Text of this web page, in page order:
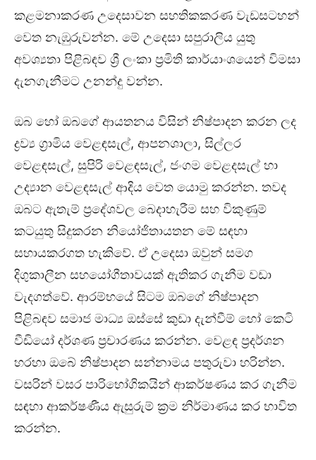
කළමනාකරණ උදෙසාවන සහතිකකරණ වැඩසටහන්
වෙත නැඹුරුවන්න. මේ උදෙසා සපුරාලිය යුතු
අවශ්‍යතා පිළිබඳව ශ්‍රී ලංකා ප්‍රමිති කාර්යාංශයෙන් විමසා
දැනගැනීමට උනන්දු වන්න.
ඔබ හෝ ඔබගේ ආයතනය විසින් නිෂ්පාදන කරන ලද
ද්‍රව්‍ය ග්‍රාමිය වෙළඳසැල්, ආපනශාලා, සිල්ලර
වෙළඳසැල්, සුපිරි වෙළඳසැල්, ජංගම වෙළදසැල් හා
උද්‍යාන වෙළඳසැල් ආදිය වෙත යොමු කරන්න. තවද
ඔබට ඇතැම් ප්‍රදේශවල බෙදාහැරීම සහ විකුණුම්
කටයුතු සිදුකරන නියෝජිතායතන මේ සඳහා
සහායකරගත හැකිවේ. ඒ උදෙසා ඔවුන් සමග
දිගුකාලීන සහයෝගීතාවයක් ඇතිකර ගැනීම වඩා
වැදගත්වේ. ආරම්භයේ සිටම ඔබගේ නිෂ්පාදන
පිළිබඳව සමාජ මාධ්‍ය ඔස්සේ කුඩා දැන්වීම් හෝ කෙටි
වීඩියෝ දර්ශණ ප්‍රචාරණය කරන්න. වෙළඳ ප්‍රදර්ශන
හරහා ඔබේ නිෂ්පාදන සන්නාමය පතුරුවා හරින්න.
වසරින් වසර පාරිභෝගිකයින් ආකර්ෂණය කර ගැනීම
සඳහා ආකර්ෂණීය ඇසුරුම් ක්‍රම නිර්මාණය කර භාවිත
කරන්න.